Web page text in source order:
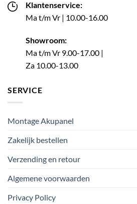
Klantenservice:
Ma t/m Vr | 10.00-16.00
Showroom:
Ma t/m Vr 9.00-17.00 |
Za 10.00-13.00
SERVICE
Montage Akupanel
Zakelijk bestellen
Verzending en retour
Algemene voorwaarden
Privacy Policy